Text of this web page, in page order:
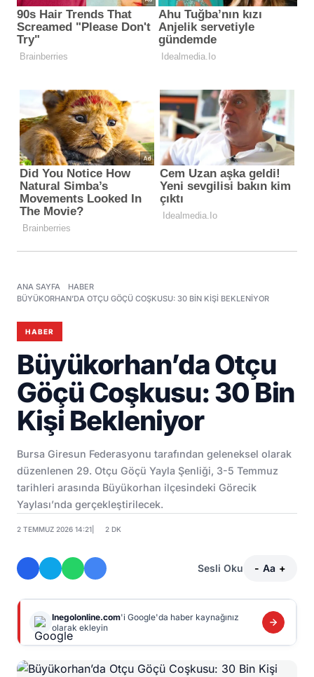
ANA SAYFA
HABER
BÜYÜKORHAN’DA OTÇU GÖÇÜ COŞKUSU: 30 BIN KIŞI BEKLENIYOR
HABER
Büyükorhan’da Otçu
Göçü Coşkusu: 30 Bin
Kişi Bekleniyor
Bursa Giresun Federasyonu tarafından geleneksel olarak
düzenlenen 29. Otçu Göçü Yayla Şenliği, 3-5 Temmuz
tarihleri arasında Büyükorhan ilçesindeki Görecik
Yaylası’nda gerçekleştirilecek.
2 TEMMUZ 2026 14:21 2 DK
Sesli Oku - Aa +
Inegolonline.com'i Google'da haber kaynağınız
olarak ekleyin